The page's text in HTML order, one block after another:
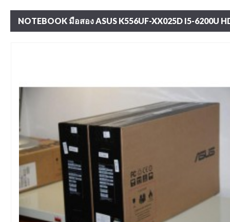
NOTEBOOK มือสอง ASUS K556UF-XX025D I5-6200U